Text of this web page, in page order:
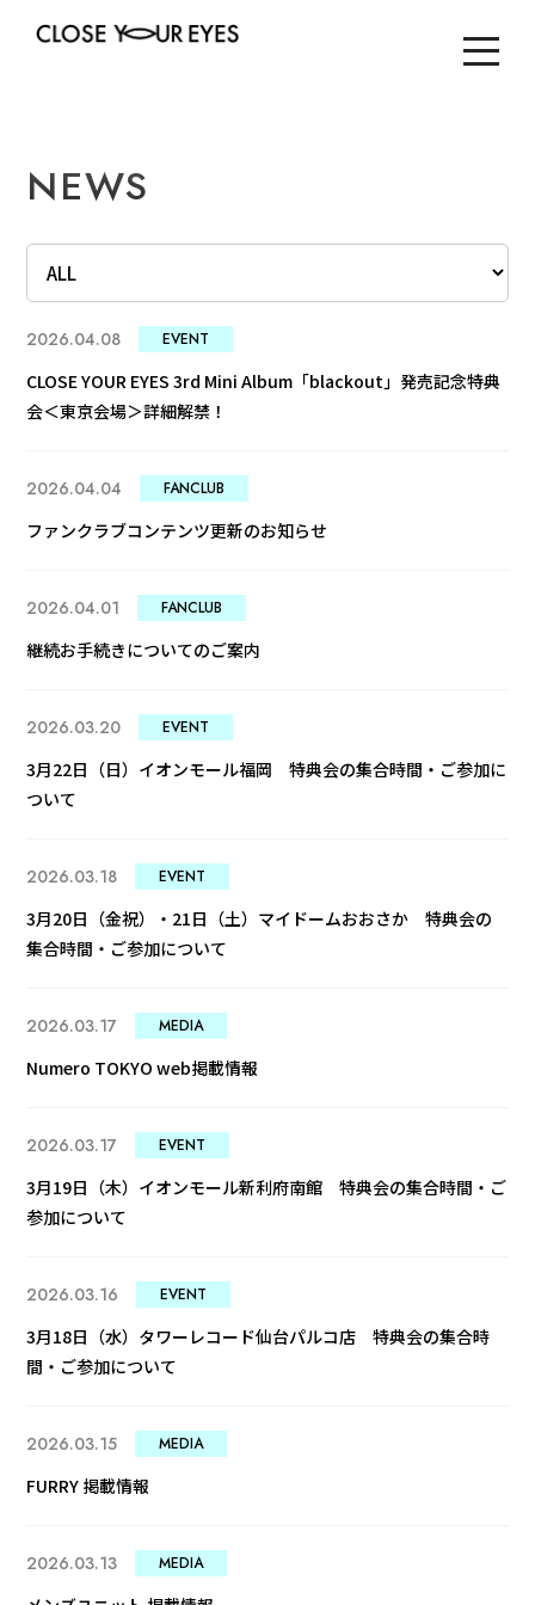
NEWS
2026.04.08 EVENT
CLOSE YOUR EYES 3rd Mini Album「blackout」発売記念特典
会＜東京会場＞詳細解禁！
2026.04.04 FANCLUB
ファンクラブコンテンツ更新のお知らせ
2026.04.01 FANCLUB
継続お手続きについてのご案内
2026.03.20 EVENT
3月22日（日）イオンモール福岡 特典会の集合時間・ご参加に
ついて
2026.03.18 EVENT
3月20日（金祝）・21日（土）マイドームおおさか 特典会の
集合時間・ご参加について
2026.03.17 MEDIA
Numero TOKYO web掲載情報
2026.03.17 EVENT
3月19日（木）イオンモール新利府南館 特典会の集合時間・ご
参加について
2026.03.16 EVENT
3月18日（水）タワーレコード仙台パルコ店 特典会の集合時
間・ご参加について
2026.03.15 MEDIA
FURRY 掲載情報
2026.03.13 MEDIA